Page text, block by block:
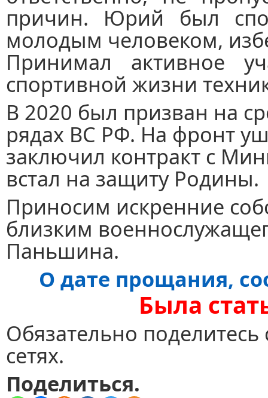
причин. Юрий был
молодым человеком,
Принимал активное
спортивной жизни
В 2020 был призван на
рядах ВС РФ. На фронт
заключил контракт с
встал на защиту Родины.
Приносим искренние
близким
Паньшина.
О дате прощания,
Была
Обязательно
сетях.
Поделиться.